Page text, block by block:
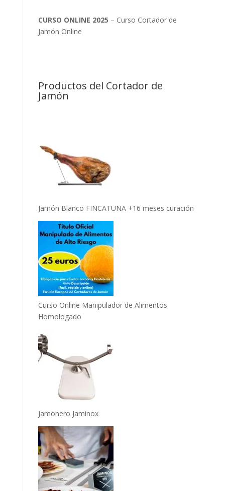
CURSO ONLINE 2025 – Curso Cortador de
Jamón Online
Productos del Cortador de
Jamón
Jamón Blanco FINCATUNA +16 meses curación
Curso Online Manipulador de Alimentos
Homologado
Jamonero Jaminox